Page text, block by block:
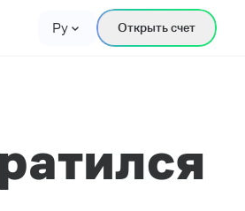
Ру Открыть счет